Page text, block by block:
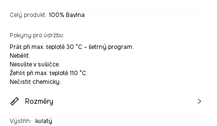
Celý produkt: 100% Bavlna
Pokyny pro údržbu:
Prát při max. teplotě 30 °C – šetrný program.
Nebělit.
Nesušte v sušičce.
Žehlit při max. teplotě 110 °C.
Nečistit chemicky.
Rozměry
Výstřih: kulatý